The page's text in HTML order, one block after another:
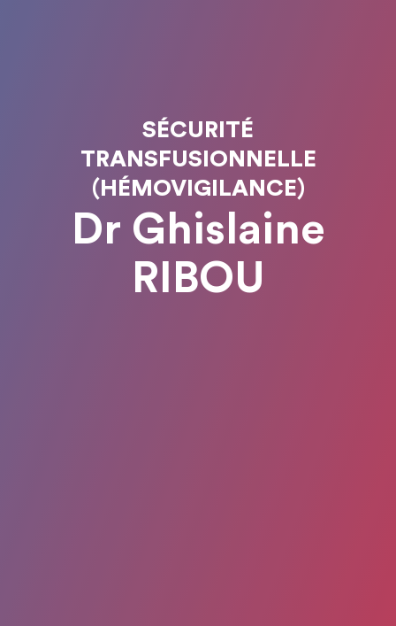
SÉCURITÉ
TRANSFUSIONNELLE
(HÉMOVIGILANCE)
Dr Ghislaine
RIBOU